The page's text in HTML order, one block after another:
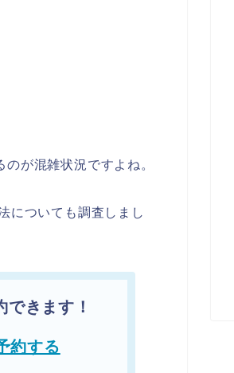
が混雑状況ですよね。
についても調査しまし
きます！
約する